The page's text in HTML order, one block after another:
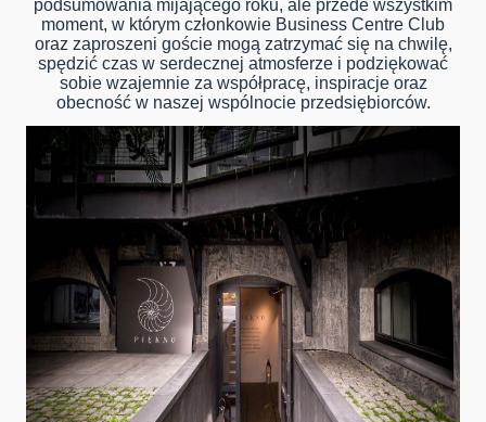
podsumowania mijającego roku, ale przede wszystkim
moment, w którym członkowie Business Centre Club
oraz zaproszeni goście mogą zatrzymać się na chwilę,
spędzić czas w serdecznej atmosferze i podziękować
sobie wzajemnie za współpracę, inspiracje oraz
obecność w naszej wspólnocie przedsiębiorców.